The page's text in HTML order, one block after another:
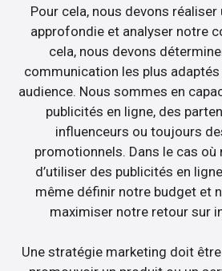
Pour cela, nous devons
approfondie et analyser notre
cela, nous devons
communication les plus
audience. Nous sommes en
publicités en ligne, des
influenceurs ou toujours
promotionnels. Dans le cas
d’utiliser des publicités en
même définir notre budget et
maximiser notre retour sur
Une stratégie marketing doit